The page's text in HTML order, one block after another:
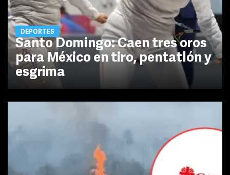
DEPORTES
Santo Domingo: Caen tres oros
para México en tiro, pentatlón y
esgrima